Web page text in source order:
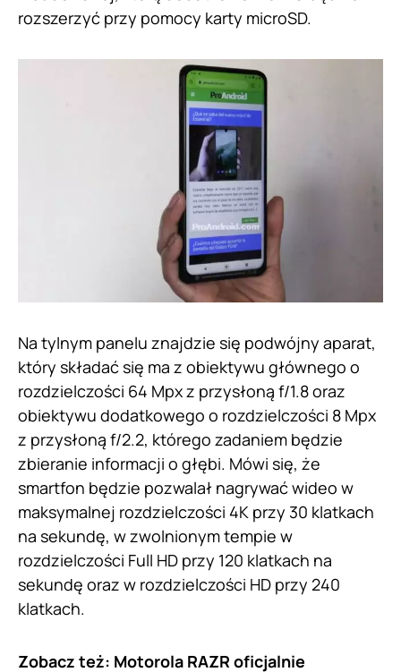
rozszerzyć przy pomocy karty microSD.
Na tylnym panelu znajdzie się podwójny aparat,
który składać się ma z obiektywu głównego o
rozdzielczości 64 Mpx z przysłoną f/1.8 oraz
obiektywu dodatkowego o rozdzielczości 8 Mpx
z przysłoną f/2.2, którego zadaniem będzie
zbieranie informacji o głębi. Mówi się, że
smartfon będzie pozwalał nagrywać wideo w
maksymalnej rozdzielczości 4K przy 30 klatkach
na sekundę, w zwolnionym tempie w
rozdzielczości Full HD przy 120 klatkach na
sekundę oraz w rozdzielczości HD przy 240
klatkach.
Zobacz też: Motorola RAZR oficjalnie